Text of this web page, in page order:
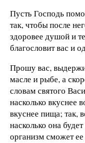
Пусть Господь
так, чтобы после
здоровее душой и
благословит вас и
Прошу вас,
масле и рыбе, а
словам святого
насколько вкуснее
вкуснее пища; так,
насколько она
организм сможет